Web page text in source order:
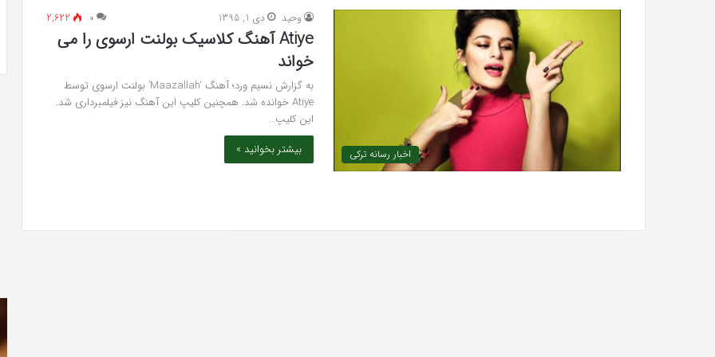
اخبار رسانه ترکی
وحید دی 1, 1395 ۰ 2,622
Atiye آهنگ کلاسیک بولنت ارسوی را می
خواند
به گزارش نسیم ورد؛ آهنگ ‘Maazallah’ بولنت ارسوی توسط
Atiye خوانده شد. همچنین کلیپ این آهنگ نیز فیلمبرداری شد.
این کلیپ…
بیشتر بخوانید »
تشخیص سندرم پرادر-ویلی چگونه انجام
«کمد
پازلی»
خرید مدل کمد دیواری شیک و جادار از
«کمد پازلی»
خیرآبادی
بهترین کلینیک زیبایی در فردیس کرج؛
دکتر مریم خیرآبادی
در